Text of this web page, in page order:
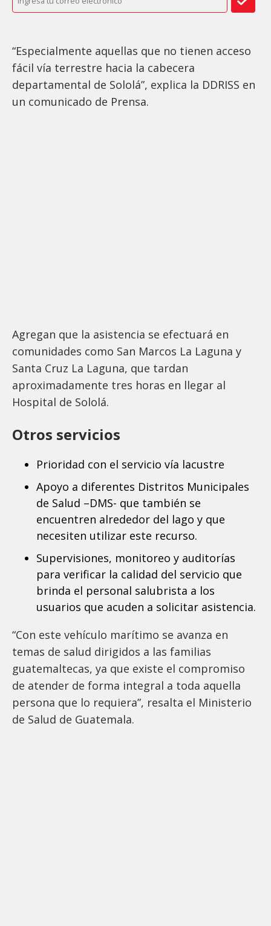
“Especialmente aquellas que no tienen acceso
fácil vía terrestre hacia la cabecera
departamental de Sololá”, explica la DDRISS en
un comunicado de Prensa.
Agregan que la asistencia se efectuará en
comunidades como San Marcos La Laguna y
Santa Cruz La Laguna, que tardan
aproximadamente tres horas en llegar al
Hospital de Sololá.
Otros servicios
Prioridad con el servicio vía lacustre
Apoyo a diferentes Distritos Municipales
de Salud –DMS- que también se
encuentren alrededor del lago y que
necesiten utilizar este recurso.
Supervisiones, monitoreo y auditorías
para verificar la calidad del servicio que
brinda el personal salubrista a los
usuarios que acuden a solicitar asistencia.
“Con este vehículo marítimo se avanza en
temas de salud dirigidos a las familias
guatemaltecas, ya que existe el compromiso
de atender de forma integral a toda aquella
persona que lo requiera”, resalta el Ministerio
de Salud de Guatemala.